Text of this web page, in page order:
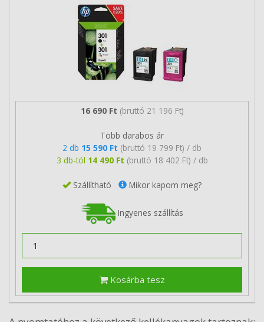
16 690 Ft (bruttó 21 196 Ft)
Több darabos ár
2 db 15 590 Ft (bruttó 19 799 Ft) / db
3 db-tól 14 490 Ft (bruttó 18 402 Ft) / db
Szállítható Mikor kapom meg?
Ingyenes szállítás
Kosárba tesz